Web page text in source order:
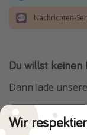
Nachrichten-
Du willst
Dann lade
Wir